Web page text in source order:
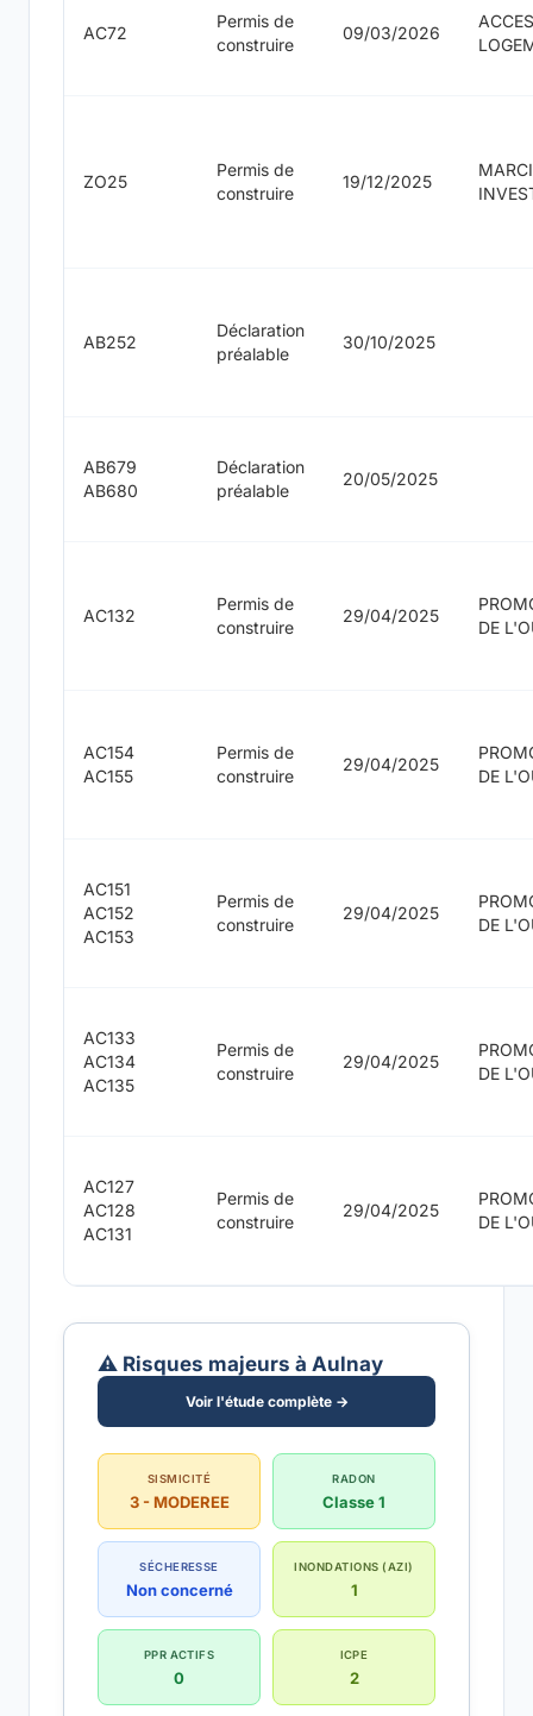
AC72
Permis de
construire
09/03/2026
ZO25
Permis de
construire
19/12/2025
AB252
Déclaration
préalable
30/10/2025
AB679
AB680
Déclaration
préalable
20/05/2025
AC132
Permis de
construire
29/04/2025
DE
AC154
AC155
Permis de
construire
29/04/2025
DE
AC151
AC152
AC153
Permis de
construire
29/04/2025
DE
AC133
AC134
AC135
Permis de
construire
29/04/2025
DE
AC127
AC128
AC131
Permis de
construire
29/04/2025
DE
⚠️ Risques majeurs à Aulnay
Voir l'étude complète →
SISMICITÉ
3 - MODEREE
RADON
Classe 1
SÉCHERESSE
Non concerné
INONDATIONS (AZI)
1
PPR ACTIFS
0
ICPE
2